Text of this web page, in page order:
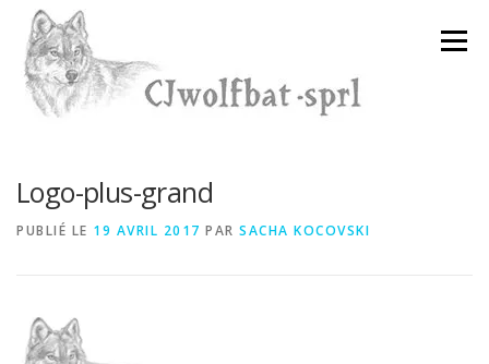
contenu
Menu
Logo-plus-grand
PUBLIÉ LE 19 AVRIL 2017 PAR SACHA KOCOVSKI